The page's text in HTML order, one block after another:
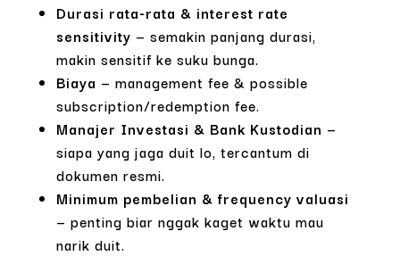
Durasi rata-rata & interest rate
sensitivity — semakin panjang durasi,
makin sensitif ke suku bunga.
Biaya — management fee & possible
subscription/redemption fee.
Manajer Investasi & Bank Kustodian —
siapa yang jaga duit lo, tercantum di
dokumen resmi.
Minimum pembelian & frequency valuasi
— penting biar nggak kaget waktu mau
narik duit.